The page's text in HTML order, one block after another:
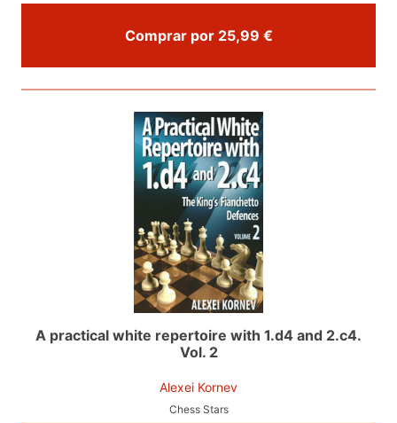
Comprar por 25,99 €
A practical white repertoire with 1.d4 and 2.c4.
Vol. 2
Alexei Kornev
Chess Stars